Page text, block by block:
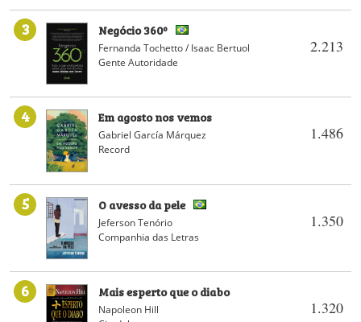
3
2.213
Negócio 360º
Fernanda Tochetto / Isaac Bertuol
Gente Autoridade
4
1.486
Em agosto nos vemos
Gabriel García Márquez
Record
5
1.350
O avesso da pele
Jeferson Tenório
Companhia das Letras
6
1.320
Mais esperto que o diabo
Napoleon Hill